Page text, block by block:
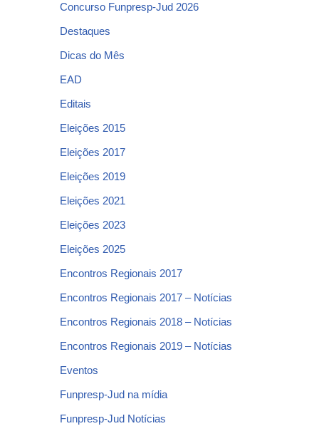
Concurso Funpresp-Jud 2026
Destaques
Dicas do Mês
EAD
Editais
Eleições 2015
Eleições 2017
Eleições 2019
Eleições 2021
Eleições 2023
Eleições 2025
Encontros Regionais 2017
Encontros Regionais 2017 – Notícias
Encontros Regionais 2018 – Notícias
Encontros Regionais 2019 – Notícias
Eventos
Funpresp-Jud na mídia
Funpresp-Jud Notícias